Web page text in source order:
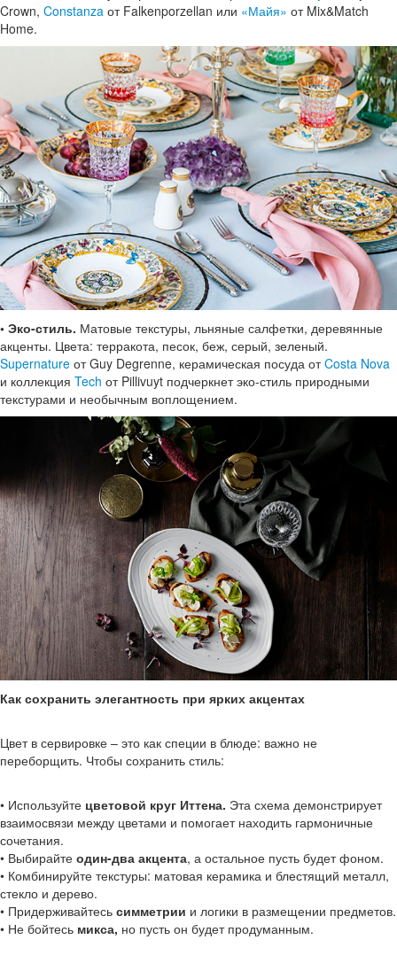
Crown, Constanza от Falkenporzellan или «Майя» от Mix&Match
Home.
• Эко-стиль. Матовые текстуры, льняные салфетки, деревянные
акценты. Цвета: терракота, песок, беж, серый, зеленый.
Supernature от Guy Degrenne, керамическая посуда отCosta Nova
и коллекция Tech от Pillivuyt подчеркнет эко-стиль природными
текстурами и необычным воплощением.
Как сохранить элегантность при ярких акцентах
Цвет в сервировке – это как специи в блюде: важно не
переборщить. Чтобы сохранить стиль:
• Используйте цветовой круг Иттена. Эта схема демонстрирует
взаимосвязи между цветами и помогает находить гармоничные
сочетания.
• Выбирайте один-два акцента, а остальное пусть будет фоном.
• Комбинируйте текстуры: матовая керамика и блестящий металл,
стекло и дерево.
• Придерживайтесь симметрии и логики в размещении предметов.
• Не бойтесь микса, но пусть он будет продуманным.